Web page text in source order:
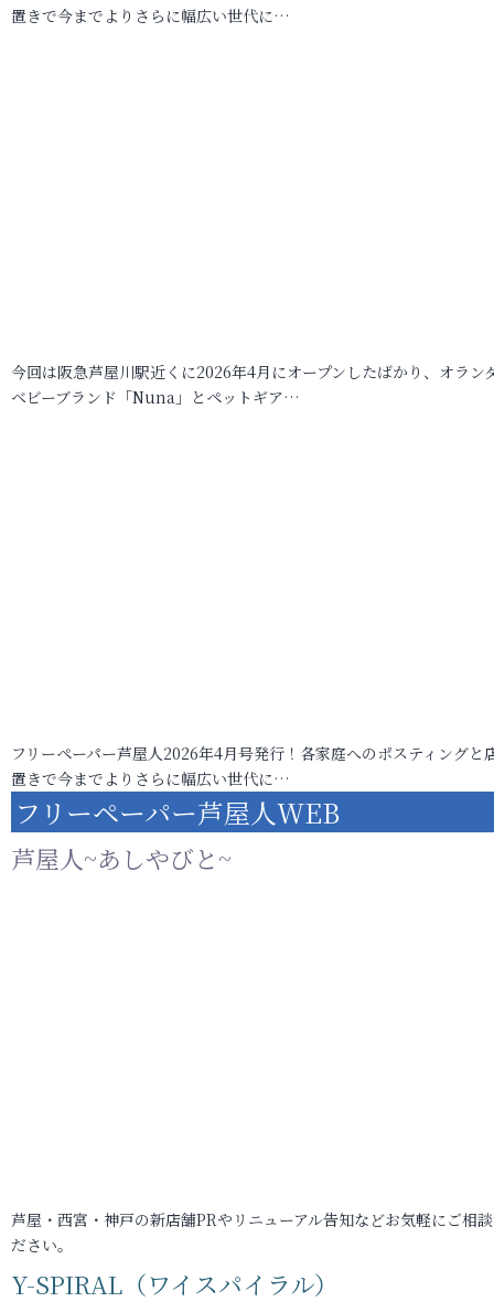
置きで今までよりさらに幅広い世代に…
今回は阪急芦屋川駅近くに2026年4月にオープンしたばかり、オラン
ベビーブランド「Nuna」とペットギア…
フリーペーパー芦屋人2026年4月号発行！各家庭へのポスティングと
置きで今までよりさらに幅広い世代に…
フリーペーパー芦屋人WEB
芦屋人~あしやびと~
芦屋・西宮・神戸の新店舗PRやリニューアル告知などお気軽にご相
ださい。
Y-SPIRAL（ワイスパイラル）